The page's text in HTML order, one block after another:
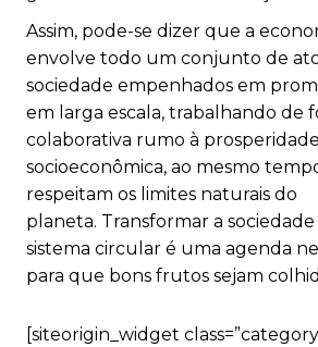
Assim, pode-se dizer que a
envolve todo um conjunto de
sociedade empenhados em
em larga escala, trabalhando de
colaborativa rumo à prosperidade
socioeconômica, ao mesmo
respeitam os limites naturais do
planeta. Transformar a
sistema circular é uma agenda
para que bons frutos sejam
[siteorigin_widget